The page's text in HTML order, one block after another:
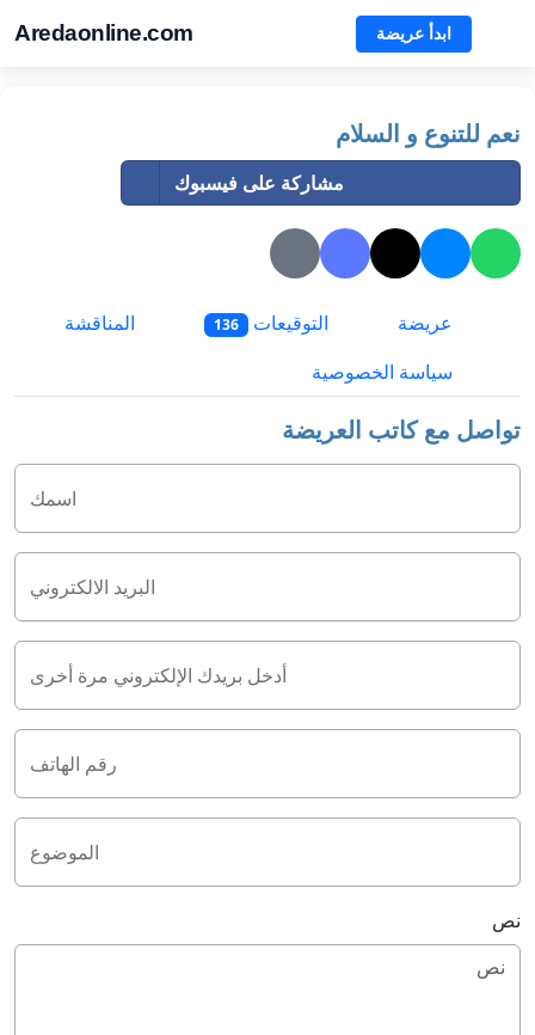
Aredaonline.com ابدأ عريضة
نعم للتنوع و السلام
مشاركة على فيسبوك
عريضة التوقيعات 136
المناقشة
سياسة الخصوصية
تواصل مع كاتب العريضة
اسمك
البريد الالكتروني
أدخل بريدك الإلكتروني مرة أخرى
رقم الهاتف
الموضوع
نص